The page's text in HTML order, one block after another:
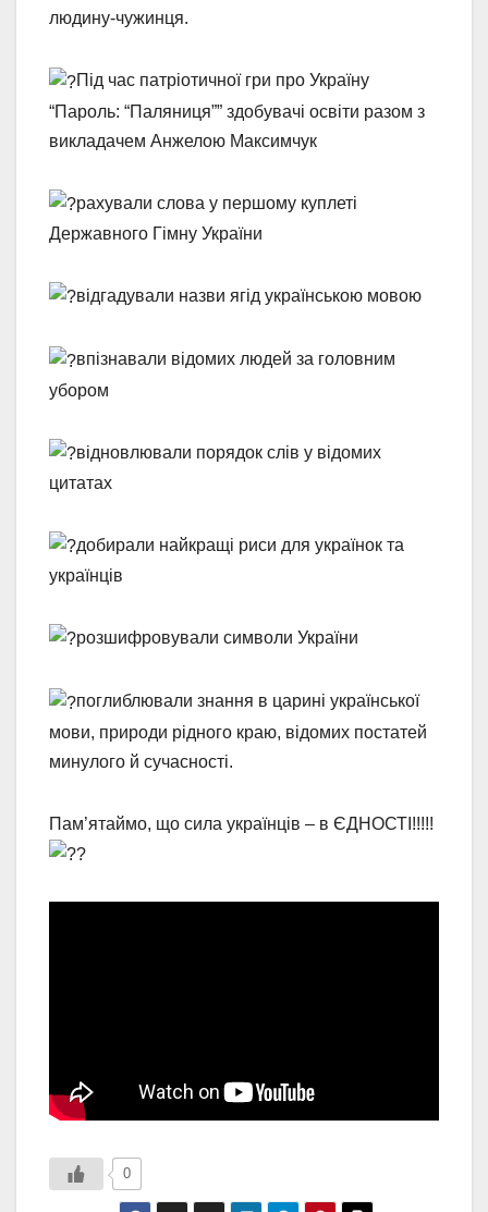
людину-чужинця.
Під час патріотичної гри про Україну
“Пароль: “Паляниця”” здобувачі освіти разом з
викладачем Анжелою Максимчук
рахували слова у першому куплеті
Державного Гімну України
відгадували назви ягід українською мовою
впізнавали відомих людей за головним
убором
відновлювали порядок слів у відомих
цитатах
добирали найкращі риси для українок та
українців
розшифровували символи України
поглиблювали знання в царині української
мови, природи рідного краю, відомих постатей
минулого й сучасності.
Пам’ятаймо, що сила українців – в ЄДНОСТІ!!!!!
0